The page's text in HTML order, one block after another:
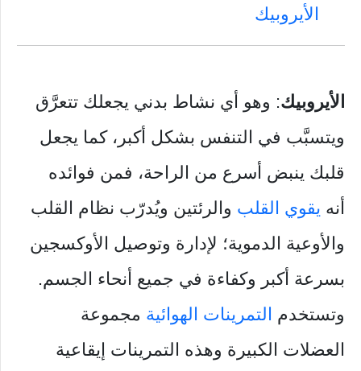
الأيروبيك
الأيروبيك: وهو أي نشاط بدني يجعلك تتعرَّق
ويتسبَّب في التنفس بشكل أكبر، كما يجعل
قلبك ينبض أسرع من الراحة، فمن فوائده
أنه يقوي القلب والرئتين ويُدرّب نظام القلب
والأوعية الدموية؛ لإدارة وتوصيل الأوكسجين
بسرعة أكبر وكفاءة في جميع أنحاء الجسم.
وتستخدم التمرينات الهوائية مجموعة
العضلات الكبيرة وهذه التمرينات إيقاعية